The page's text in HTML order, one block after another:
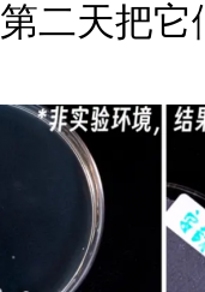
二天把